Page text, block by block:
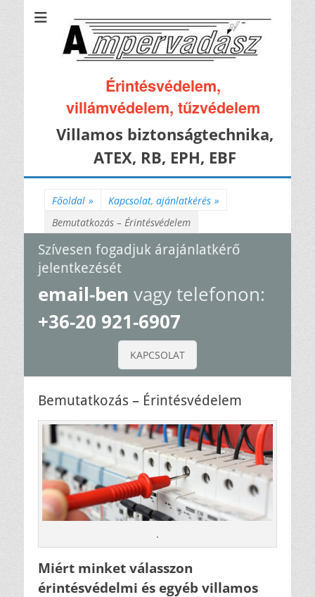
Érintésvédelem,
villámvédelem, tűzvédelem
Villamos biztonságtechnika,
ATEX, RB, EPH, EBF
Főoldal » Kapcsolat, ajánlatkérés »
Bemutatkozás – Érintésvédelem
Szívesen fogadjuk árajánlatkérő
jelentkezését
email-ben vagy telefonon:
+36-20 921-6907
KAPCSOLAT
Bemutatkozás – Érintésvédelem
.
Miért minket válasszon
érintésvédelmi és egyéb villamos